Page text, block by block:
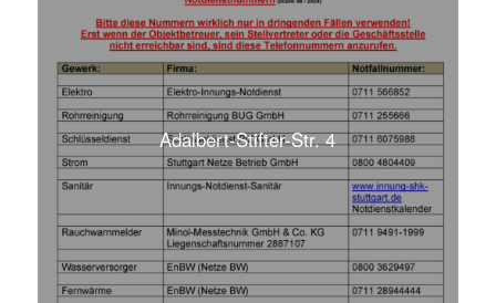
Adalbert-Stifter-Str. 4